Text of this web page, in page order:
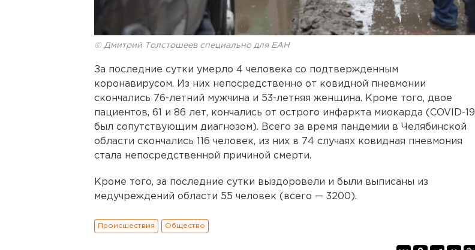
© Дмитрий Толстошеев специально для ЕАН
За последние сутки умерло 4 человека со подтвержденным
коронавирусом. Из них непосредственно от ковидной пневмонии
скончались 76-летний мужчина и 53-летняя женщина. Кроме того, двое
пациентов, 61 и 86 лет, кончались от острого инфаркта миокарда (COVID-19
был сопутствующим диагнозом). Всего за время пандемии в Челябинской
области скончались 116 человек, из них в 74 случаях ковидная пневмония
стала непосредственной причиной смерти.
Кроме того, за последние сутки выздоровели и были выписаны из
медучреждений области 55 человек (всего — 3200).
Происшествия Общество